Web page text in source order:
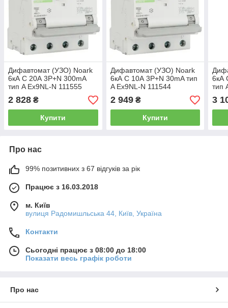
Дифавтомат (УЗО) Noark
6кА C 20А 3P+N 300mA
тип A Ex9NL-N 111555
2 828 ₴
Купити
Дифавтомат (УЗО) Noark
6кА C 10А 3P+N 30mA тип
A Ex9NL-N 111544
2 949₴
Купити
6кА
тип
3
Про нас
99% позитивних з 67 відгуків за рік
Працює з 16.03.2018
м. Київ
вулиця Радомишльська 44, Київ, Україна
Контакти
Сьогодні працює з 08:00 до 18:00
Показати весь графік роботи
Про нас